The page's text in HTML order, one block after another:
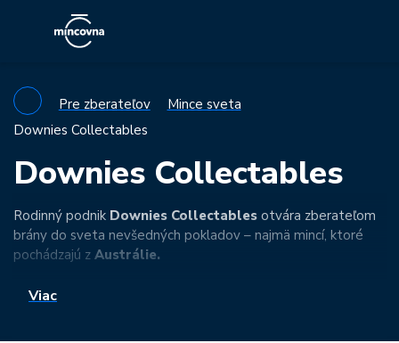
Pre zberateľov
Mince sveta
Downies Collectables
Downies Collectables
Rodinný podnik Downies Collectables otvára zberateľom
brány do sveta nevšedných pokladov – najmä mincí, ktoré
pochádzajú z Austrálie.
Viac